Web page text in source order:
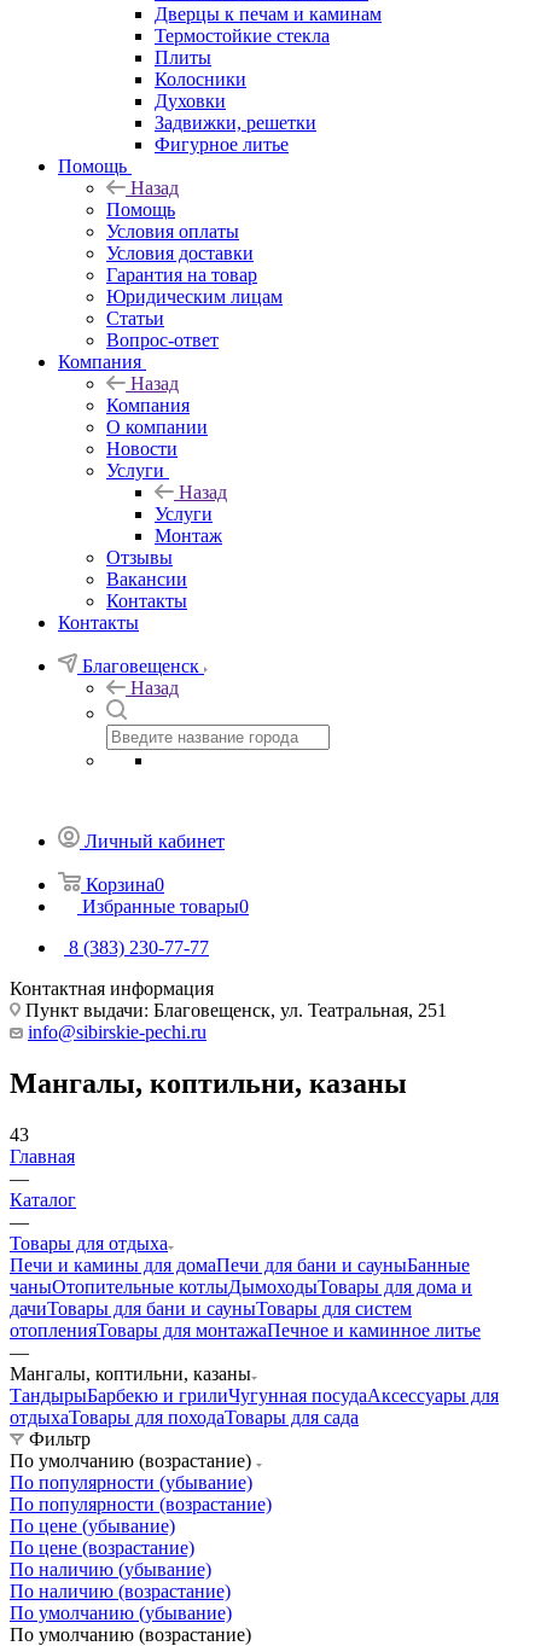
Дверцы к печам и каминам
Термостойкие стекла
Плиты
Колосники
Духовки
Задвижки, решетки
Фигурное литье
Помощь
Назад
Помощь
Условия оплаты
Условия доставки
Гарантия на товар
Юридическим лицам
Статьи
Вопрос-ответ
Компания
Назад
Компания
О компании
Новости
Услуги
Назад
Услуги
Монтаж
Отзывы
Вакансии
Контакты
Контакты
Благовещенск
Назад
Личный кабинет
Корзина0
Избранные товары0
8 (383) 230-77-77
Контактная информация
Пункт выдачи: Благовещенск, ул. Театральная, 251
info@sibirskie-pechi.ru
Мангалы, коптильни, казаны
43
Главная
—
Каталог
—
Товары для отдыха
Печи и камины для домаПечи для бани и сауныБанные
чаныОтопительные котлыДымоходыТовары для дома и
дачиТовары для бани и сауныТовары для систем
отопленияТовары для монтажаПечное и каминное литье
—
Мангалы, коптильни, казаны
ТандырыБарбекю и грилиЧугунная посудаАксессуары для
отдыхаТовары для походаТовары для сада
Фильтр
По умолчанию (возрастание)
По популярности (убывание)
По популярности (возрастание)
По цене (убывание)
По цене (возрастание)
По наличию (убывание)
По наличию (возрастание)
По умолчанию (убывание)
По умолчанию (возрастание)